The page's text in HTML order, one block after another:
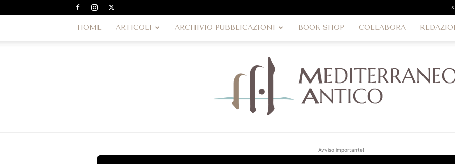
HOME ARTICOLI ARCHIVIO PUBBLICAZIONI BOOK SHOP COLLABORA
Avviso importante!